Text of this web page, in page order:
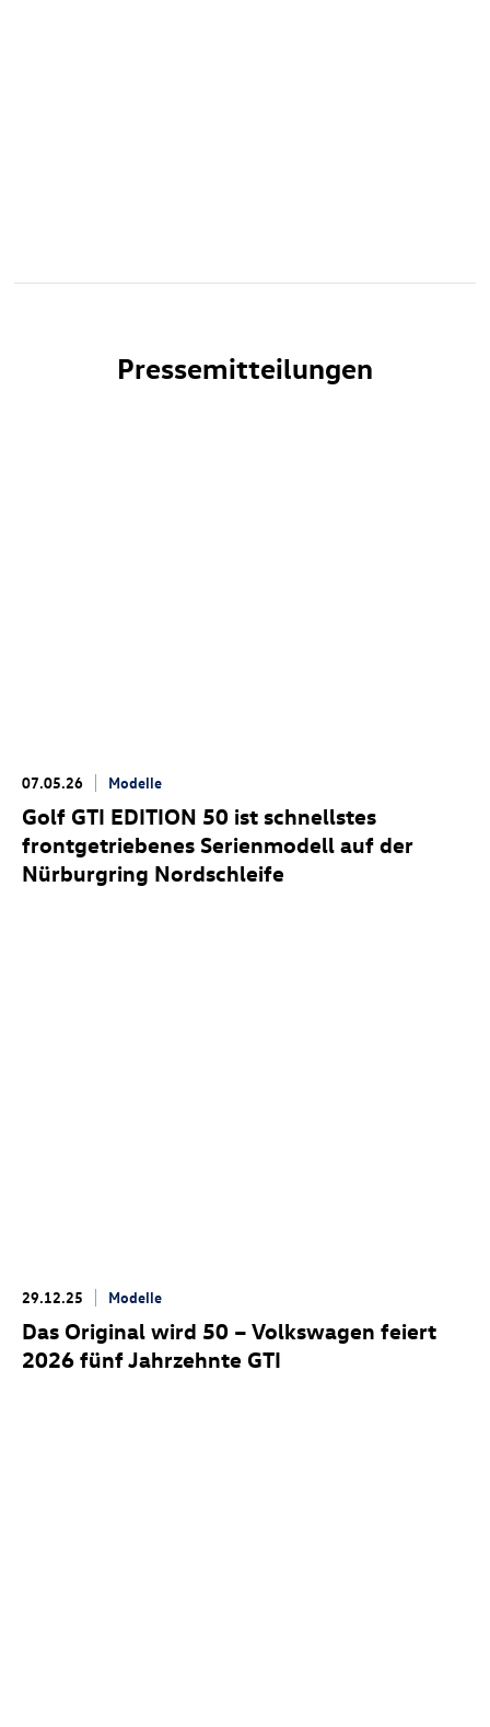
Pressemitteilungen
07.05.26 Modelle
Golf GTI EDITION 50 ist schnellstes
frontgetriebenes Serienmodell auf der
Nürburgring Nordschleife
29.12.25 Modelle
Das Original wird 50 – Volkswagen feiert
2026 fünf Jahrzehnte GTI